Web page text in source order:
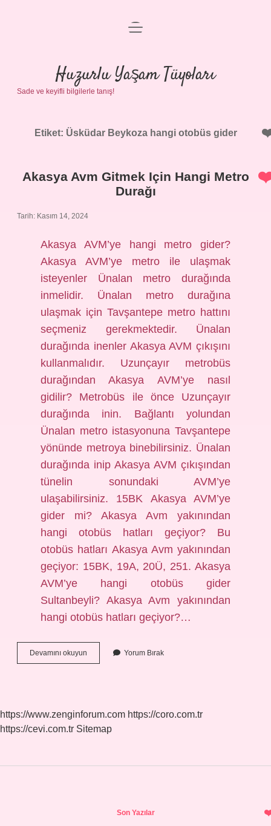
Anasayfa
Gizlilik Politikası
Yasal Uyarı
menüyü
Huzurlu Yaşam Tüyoları
Sade ve keyifli bilgilerle tanış!
Etiket: Üsküdar Beykoza hangi otobüs gider
Akasya Avm Gitmek Için Hangi Metro
Durağı
Tarih: Kasım 14, 2024
Akasya AVM’ye hangi metro gider?
Akasya AVM’ye metro ile ulaşmak
isteyenler Ünalan metro durağında
inmelidir. Ünalan metro durağına
ulaşmak için Tavşantepe metro hattını
seçmeniz gerekmektedir. Ünalan
durağında inenler Akasya AVM çıkışını
kullanmalıdır. Uzunçayır metrobüs
durağından Akasya AVM’ye nasıl
gidilir? Metrobüs ile önce Uzunçayır
durağında inin. Bağlantı yolundan
Ünalan metro istasyonuna Tavşantepe
yönünde metroya binebilirsiniz. Ünalan
durağında inip Akasya AVM çıkışından
tünelin sonundaki AVM’ye
ulaşabilirsiniz. 15BK Akasya AVM’ye
gider mi? Akasya Avm yakınından
hangi otobüs hatları geçiyor? Bu
otobüs hatları Akasya Avm yakınından
geçiyor: 15BK, 19A, 20Ü, 251. Akasya
AVM’ye hangi otobüs gider
Sultanbeyli? Akasya Avm yakınından
hangi otobüs hatları geçiyor?…
Devamını okuyun
Avm
Durağı
Yorum Bırak
https://www.zenginforum.com https://coro.com.tr
https://cevi.com.tr Sitemap
Son Yazılar